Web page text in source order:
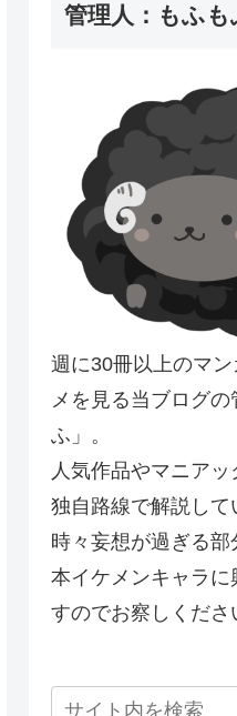
管理人：もふも
週に30冊以上のマ
メを見る当ブログ
ふ」。
人気作品やマニアッ
独自路線で解説して
時々妄想が過ぎる
本イケメンキャラ
すのでお察しくださ